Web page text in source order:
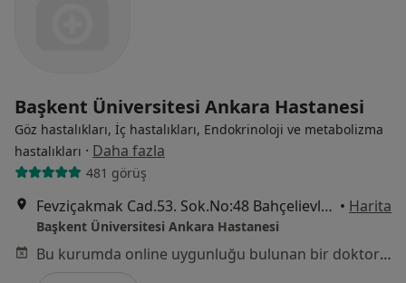
Başkent Üniversitesi Ankara Hastanesi
Göz hastalıkları, İç hastalıkları, Endokrinoloji ve metabolizma
hastalıkları · Daha fazla
481 görüş
Fevziçakmak Cad.53. Sok.No:48 Bahçelievler, Çankaya • Harita
Başkent Üniversitesi Ankara Hastanesi
Bu kurumda online uygunluğu bulunan bir doktor veya uzman bulunamadı